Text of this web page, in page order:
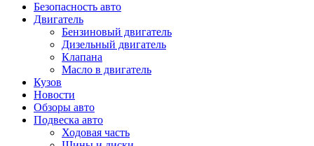
Безопасность авто
Двигатель
Бензиновый двигатель
Дизельный двигатель
Клапана
Масло в двигатель
Кузов
Новости
Обзоры авто
Подвеска авто
Ходовая часть